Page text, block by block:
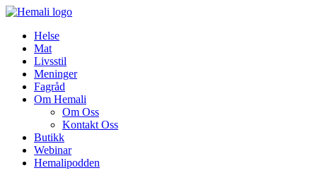
Skip
contentHelse
Mat
Livsstil
Meninger
Fagråd
Om Hemali
Om Oss
Kontakt Oss
Butikk
Webinar
Hemalipodden